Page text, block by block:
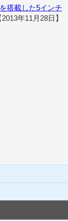
搭載した5インチ
2013年11月28日】